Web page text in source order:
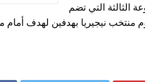
الثالثة التي تضم
منتخب نيجيريا بهدفين لهدف أمام